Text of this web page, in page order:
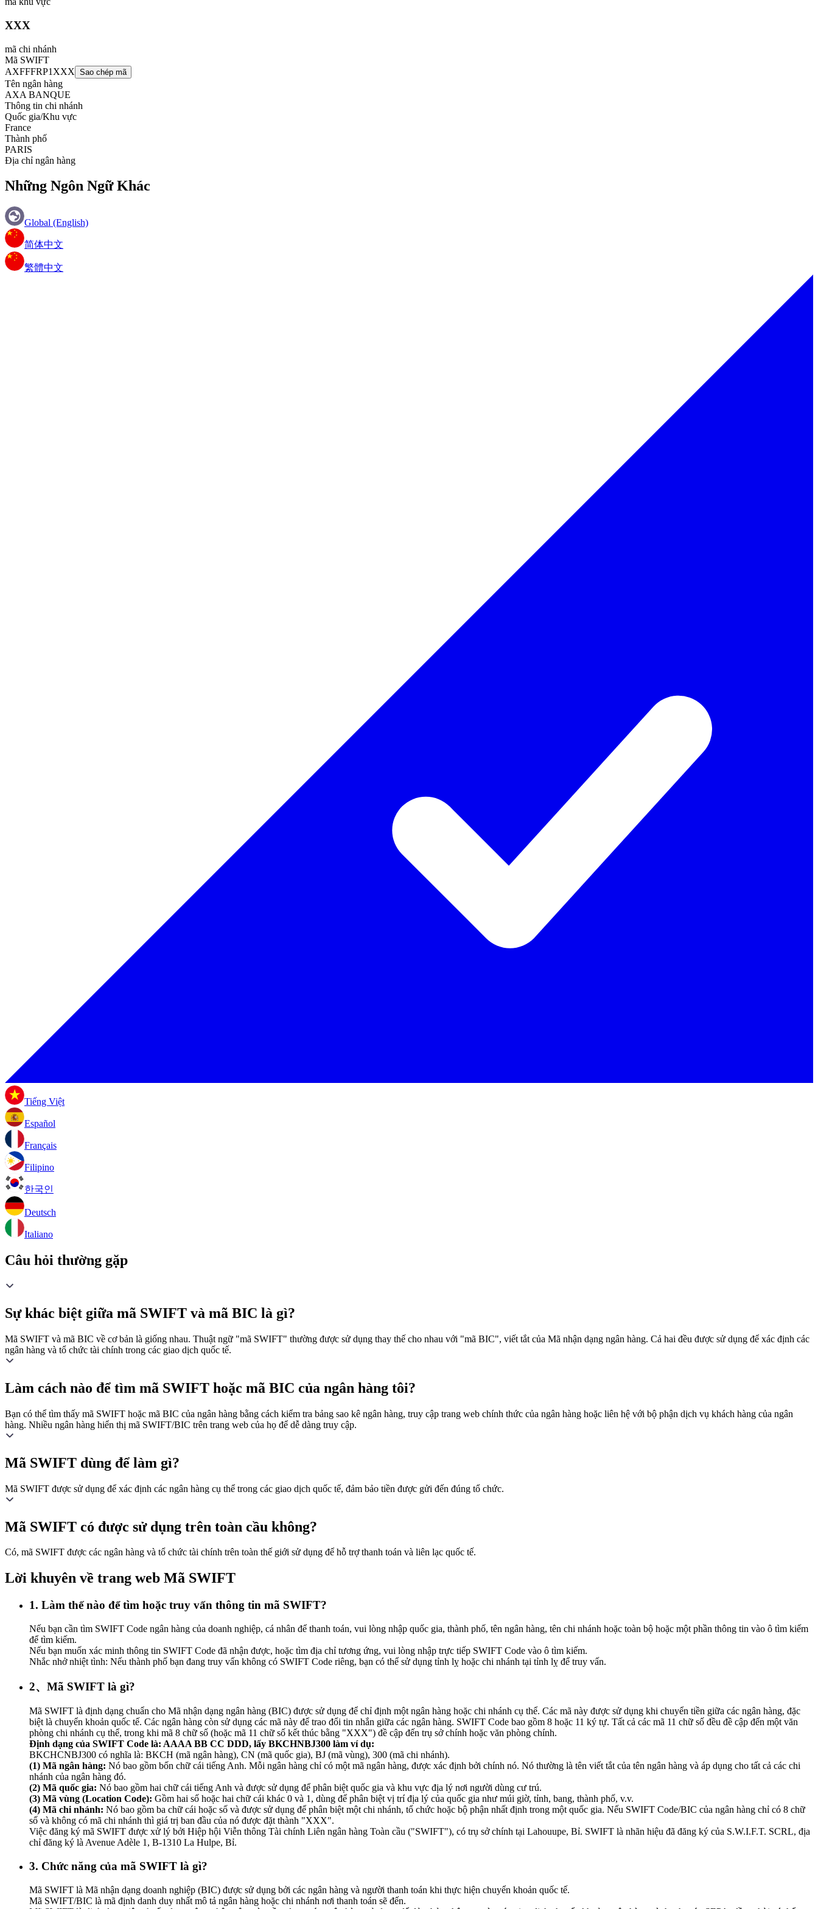
XXX
mã chi nhánh
Mã SWIFT
AXFFFRP1XXX Sao chép mã
Tên ngân hàng
AXA BANQUE
Thông tin chi nhánh
Quốc gia/Khu vực
France
Thành phố
PARIS
Địa chỉ ngân hàng
Những Ngôn Ngữ Khác
Global (English)
简体中文
繁體中文
Tiếng Việt
Español
Français
Filipino
한국인
Deutsch
Italiano
Câu hỏi thường gặp
Sự khác biệt giữa mã SWIFT và mã BIC là gì?
Mã SWIFT và mã BIC về cơ bản là giống nhau. Thuật ngữ "mã SWIFT" thường được sử dụng thay thế cho nhau với "mã BIC", viết tắt của Mã nhận dạng ngân hàng. Cả hai đều được sử dụng để xác định các
ngân hàng và tổ chức tài chính trong các giao dịch quốc tế.
Làm cách nào để tìm mã SWIFT hoặc mã BIC của ngân hàng tôi?
Bạn có thể tìm thấy mã SWIFT hoặc mã BIC của ngân hàng bằng cách kiểm tra bảng sao kê ngân hàng, truy cập trang web chính thức của ngân hàng hoặc liên hệ với bộ phận dịch vụ khách hàng của ngân
hàng. Nhiều ngân hàng hiển thị mã SWIFT/BIC trên trang web của họ để dễ dàng truy cập.
Mã SWIFT dùng để làm gì?
Mã SWIFT được sử dụng để xác định các ngân hàng cụ thể trong các giao dịch quốc tế, đảm bảo tiền được gửi đến đúng tổ chức.
Mã SWIFT có được sử dụng trên toàn cầu không?
Có, mã SWIFT được các ngân hàng và tổ chức tài chính trên toàn thế giới sử dụng để hỗ trợ thanh toán và liên lạc quốc tế.
Lời khuyên về trang web Mã SWIFT
1. Làm thế nào để tìm hoặc truy vấn thông tin mã SWIFT?
Nếu bạn cần tìm SWIFT Code ngân hàng của doanh nghiệp, cá nhân để thanh toán, vui lòng nhập quốc gia, thành phố, tên ngân hàng, tên chi nhánh hoặc toàn bộ hoặc một phần thông tin vào ô tìm kiếm
để tìm kiếm.
Nếu bạn muốn xác minh thông tin SWIFT Code đã nhận được, hoặc tìm địa chỉ tương ứng, vui lòng nhập trực tiếp SWIFT Code vào ô tìm kiếm.
Nhắc nhở nhiệt tình: Nếu thành phố bạn đang truy vấn không có SWIFT Code riêng, bạn có thể sử dụng tỉnh lỵ hoặc chi nhánh tại tỉnh lỵ để truy vấn.
2、Mã SWIFT là gì?
Mã SWIFT là định dạng chuẩn cho Mã nhận dạng ngân hàng (BIC) được sử dụng để chỉ định một ngân hàng hoặc chi nhánh cụ thể. Các mã này được sử dụng khi chuyển tiền giữa các ngân hàng, đặc
biệt là chuyển khoản quốc tế. Các ngân hàng còn sử dụng các mã này để trao đổi tin nhắn giữa các ngân hàng. SWIFT Code bao gồm 8 hoặc 11 ký tự. Tất cả các mã 11 chữ số đều đề cập đến một văn
phòng chi nhánh cụ thể, trong khi mã 8 chữ số (hoặc mã 11 chữ số kết thúc bằng "XXX") đề cập đến trụ sở chính hoặc văn phòng chính.
Định dạng của SWIFT Code là: AAAA BB CC DDD, lấy BKCHNBJ300 làm ví dụ:
BKCHCNBJ300 có nghĩa là: BKCH (mã ngân hàng), CN (mã quốc gia), BJ (mã vùng), 300 (mã chi nhánh).
(1) Mã ngân hàng: Nó bao gồm bốn chữ cái tiếng Anh. Mỗi ngân hàng chỉ có một mã ngân hàng, được xác định bởi chính nó. Nó thường là tên viết tắt của tên ngân hàng và áp dụng cho tất cả các chi
nhánh của ngân hàng đó.
(2) Mã quốc gia: Nó bao gồm hai chữ cái tiếng Anh và được sử dụng để phân biệt quốc gia và khu vực địa lý nơi người dùng cư trú.
(3) Mã vùng (Location Code): Gồm hai số hoặc hai chữ cái khác 0 và 1, dùng để phân biệt vị trí địa lý của quốc gia như múi giờ, tỉnh, bang, thành phố, v.v.
(4) Mã chi nhánh: Nó bao gồm ba chữ cái hoặc số và được sử dụng để phân biệt một chi nhánh, tổ chức hoặc bộ phận nhất định trong một quốc gia. Nếu SWIFT Code/BIC của ngân hàng chỉ có 8 chữ
số và không có mã chi nhánh thì giá trị ban đầu của nó được đặt thành "XXX".
Việc đăng ký mã SWIFT được xử lý bởi Hiệp hội Viễn thông Tài chính Liên ngân hàng Toàn cầu ("SWIFT"), có trụ sở chính tại Lahouupe, Bỉ. SWIFT là nhãn hiệu đã đăng ký của S.W.I.F.T. SCRL, địa
chỉ đăng ký là Avenue Adèle 1, B-1310 La Hulpe, Bỉ.
3. Chức năng của mã SWIFT là gì?
Mã SWIFT là Mã nhận dạng doanh nghiệp (BIC) được sử dụng bởi các ngân hàng và người thanh toán khi thực hiện chuyển khoản quốc tế.
Mã SWIFT/BIC là mã định danh duy nhất mô tả ngân hàng hoặc chi nhánh nơi thanh toán sẽ đến.